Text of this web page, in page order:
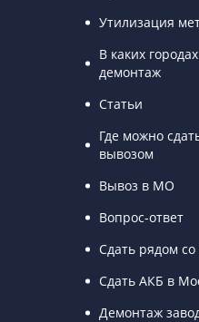
Утилизация
В каких
демонтаж
Статьи
Где можно
вывозом
Вывоз в МО
Вопрос-ответ
Сдать рядом
Сдать АКБ в
Демонтаж